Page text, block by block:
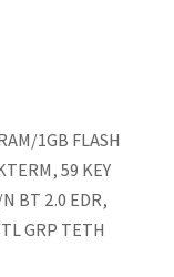
1GB FLASH
59 KEY
BT 2.0 EDR,
GRP TETH